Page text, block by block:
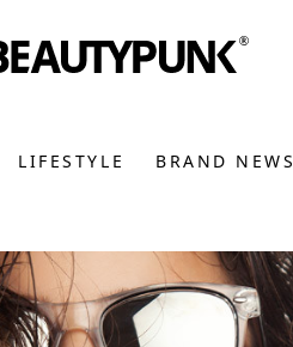
LIFESTYLE BRAND NEWS